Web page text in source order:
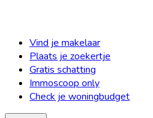
Vind je makelaar
Plaats je zoekertje
Gratis schatting
Immoscoop only
Check je woningbudget